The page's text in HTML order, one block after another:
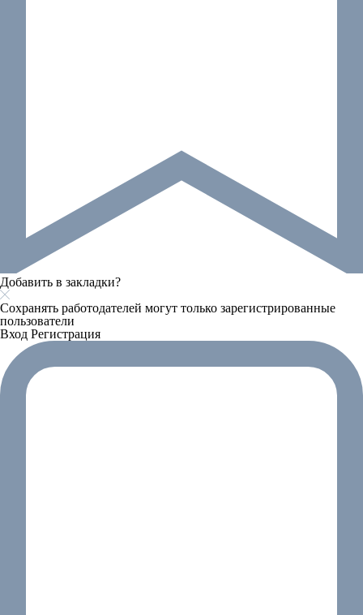
Добавить в закладки?
Сохранять работодателей могут только зарегистрированные
пользователи
Вход Регистрация